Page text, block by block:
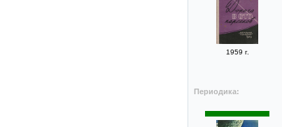
1959 г.
Периодика: